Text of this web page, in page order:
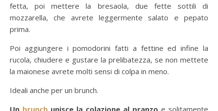
fetta, poi mettere la bresaola, due fette sottili di
mozzarella, che avrete leggermente salato e pepato
prima.
Poi aggiungere i pomodorini fatti a fettine ed infine la
rucola, chiudere e gustare la prelibatezza, se non mettete
la maionese avrete molti sensi di colpa in meno.
Ideali anche per un brunch.